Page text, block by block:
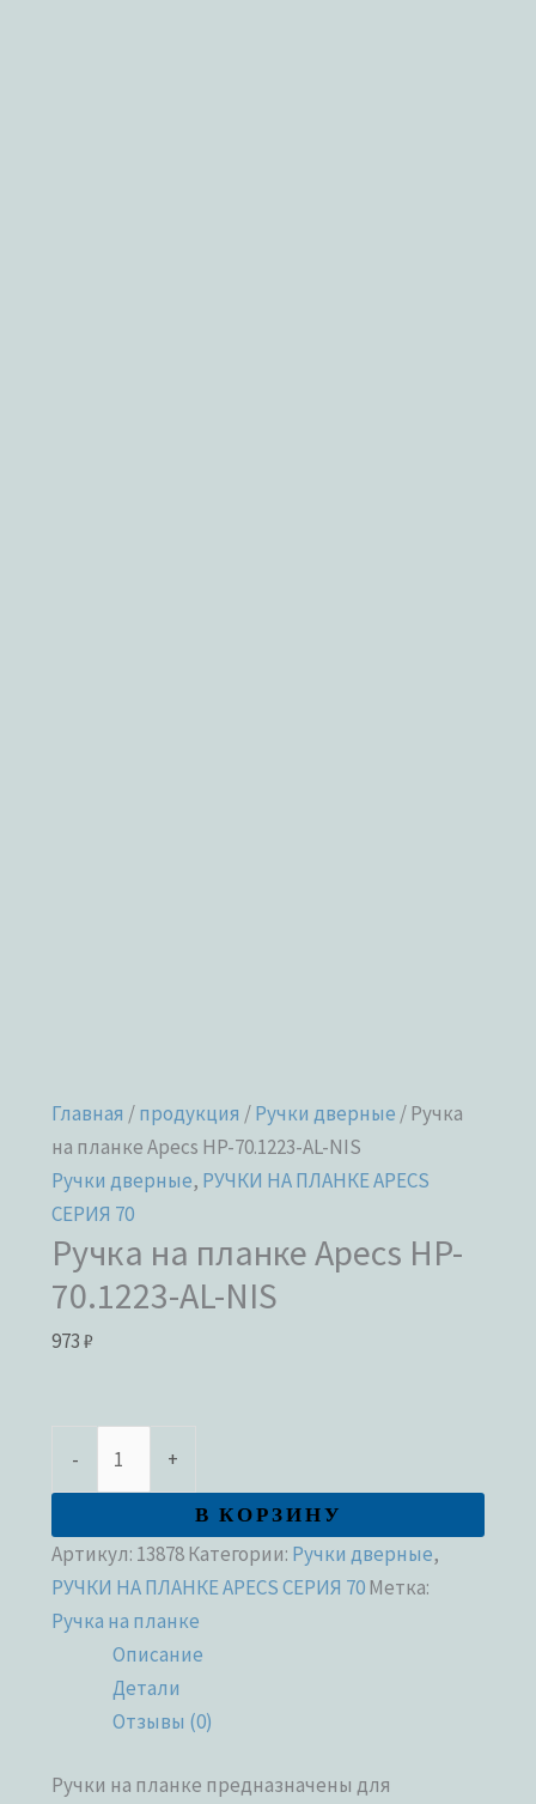
Главная /продукция /Ручки дверные / Ручка
на планке Apecs HP-70.1223-AL-NIS
Ручки дверные, РУЧКИ НА ПЛАНКЕ APECS
СЕРИЯ 70
Ручка на планке Apecs HP-
70.1223-AL-NIS
973₽
- +
В КОРЗИНУ
Артикул: 13878Категории: Ручки дверные,
РУЧКИ НА ПЛАНКЕ APECS СЕРИЯ 70Метка:
Ручка на планке
Описание
Детали
Отзывы (0)
Ручки на планке предназначены для